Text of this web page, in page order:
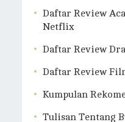
Daftar Review
Netflix
Daftar Review
Daftar Review
Kumpulan
Tulisan Tentang